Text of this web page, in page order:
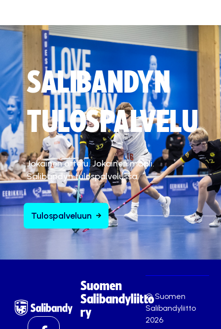
SALIBANDYN
TULOSPALVELU
Jokainen ottelu. Jokainen maali.
Salibandyn tulospalvelussa.
Tulospalveluun
Suomen
Salibandyliitto
ry
© Suomen
Salibandyliitto
2026